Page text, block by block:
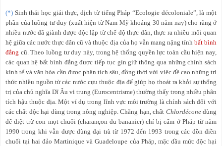
(*) Sinh thái học giải thực, dịch từ tiếng Pháp “Ecologie décoloniale”, là một
phần của luồng tư duy (xuất hiện từ Nam Mỹ khoảng 30 năm nay) cho rằng ở
nhiều nước đã giành được độc lập từ chế độ thực dân, thực ra nhiều mối quan
hệ giữa các nước thực dân cũ và thuộc địa của họ vẫn mang nặng tính bất bình
đẳng cũ. Theo luồng tư duy này, trong hệ thống quyền lực toàn cầu hiện nay,
các quan hệ bất bình đẳng được tiếp tục gìn giữ thông qua những chính sách
kinh tế và văn hóa cần được phân tích sâu, đồng thời với việc đề cao những tri
thức nhiều nguồn từ các nước cựu thuộc địa để giúp họ thoát ra khỏi sự thống
trị của chủ nghĩa Dĩ Âu vi trung (Eurocentrisme) thường thấy trong nhiều phân
tích hậu thuộc địa. Một ví dụ trong lĩnh vực môi trường là chính sách đối với
các chất độc hại dùng trong nông nghiệp. Chẳng hạn, chất Chlordéconedùng
để diệt trừ con mọt chuối (charançon du bananier) chỉ bị cấm ở Pháp từ năm
1990 trong khi vẫn được dùng đại trà từ 1972 đến 1993 trong các đồn điền
chuối tại hai đảo Martinique và Guadeloupe của Pháp, mặc dầu mức độc hại